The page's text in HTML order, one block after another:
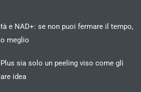
e NAD+: se non puoi fermare il tempo,
meglio
Plus sia solo un peeling viso come gli
idea